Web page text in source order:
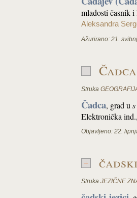
mladosti časnik
Aleksandra
Ažurirano: 21.
Čadca
Struka
Čadca, grad u s
Elektronička
Objavljeno: 22.
Struka JEZIČNE